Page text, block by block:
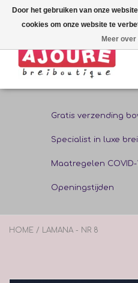
Gratis verzending
Specialist in luxe
Maatregelen COVID-
Openingstijden
HOME / LAMANA - NR 8
Door het gebruiken van onze
cookies om onze website te
Meer